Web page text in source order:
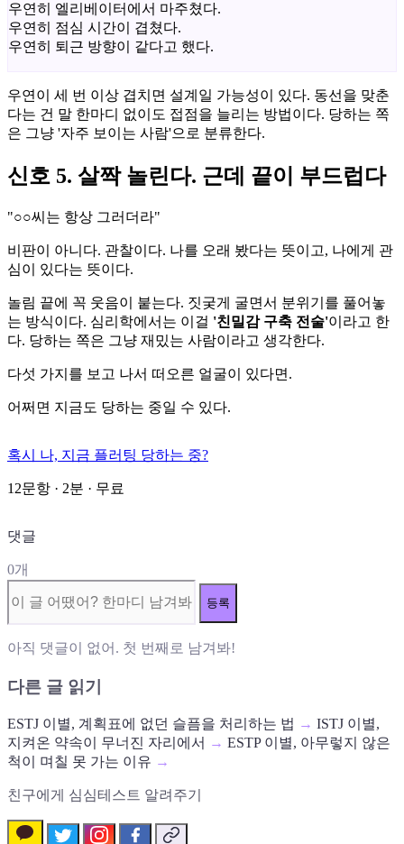
우연히 엘리베이터에서 마주쳤다.
우연히 점심 시간이 겹쳤다.
우연히 퇴근 방향이 같다고 했다.
우연이 세 번 이상 겹치면 설계일 가능성이 있다. 동선을 맞춘
다는 건 말 한마디 없이도 접점을 늘리는 방법이다. 당하는 쪽
은 그냥 '자주 보이는 사람'으로 분류한다.
신호 5. 살짝 놀린다. 근데 끝이 부드럽다
"○○씨는 항상 그러더라"
비판이 아니다. 관찰이다. 나를 오래 봤다는 뜻이고, 나에게 관
심이 있다는 뜻이다.
놀림 끝에 꼭 웃음이 붙는다. 짓궂게 굴면서 분위기를 풀어놓
는 방식이다. 심리학에서는 이걸 '친밀감 구축 전술'이라고 한
다. 당하는 쪽은 그냥 재밌는 사람이라고 생각한다.
다섯 가지를 보고 나서 떠오른 얼굴이 있다면.
어쩌면 지금도 당하는 중일 수 있다.
혹시 나, 지금 플러팅 당하는 중?
12문항 · 2분 · 무료
댓글
0개
등록
아직 댓글이 없어. 첫 번째로 남겨봐!
다른 글 읽기
ESTJ 이별, 계획표에 없던 슬픔을 처리하는 법 → ISTJ 이별,
지켜온 약속이 무너진 자리에서 → ESTP 이별, 아무렇지 않은
척이 며칠 못 가는 이유 →
친구에게 심심테스트 알려주기